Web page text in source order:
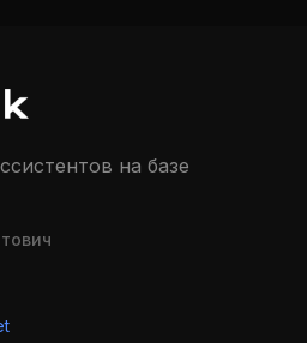
на базе